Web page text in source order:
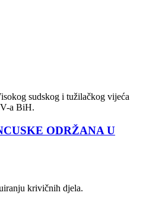
sudskog i tužilačkog vijeća
a BiH.
ODRŽANA U
krivičnih djela.